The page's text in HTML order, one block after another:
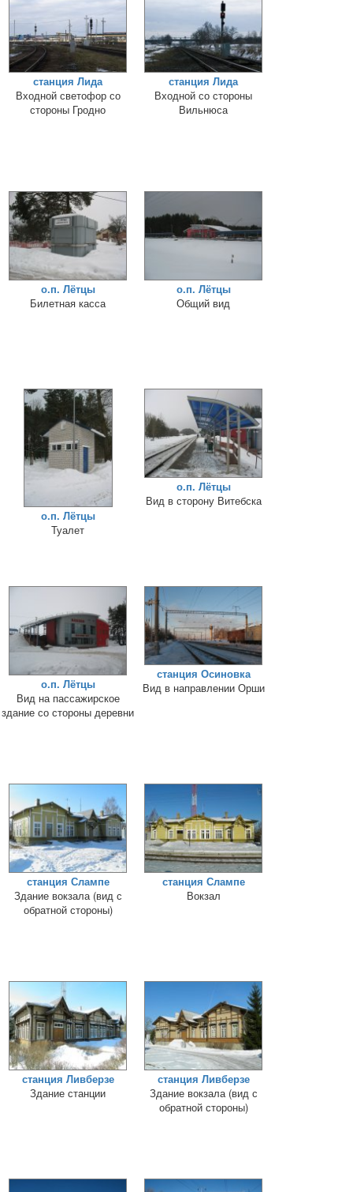
станция Лида
Входной светофор со
стороны Гродно
станция Лида
Входной со стороны
Вильнюса
о.п. Лётцы
Билетная касса
о.п. Лётцы
Общий вид
о.п. Лётцы
Туалет
о.п. Лётцы
Вид в сторону Витебска
о.п. Лётцы
Вид на пассажирское
здание со стороны деревни
станция Осиновка
Вид в направлении Орши
станция Слампе
Здание вокзала (вид с
обратной стороны)
станция Слампе
Вокзал
станция Ливберзе
Здание станции
станция Ливберзе
Здание вокзала (вид с
обратной стороны)